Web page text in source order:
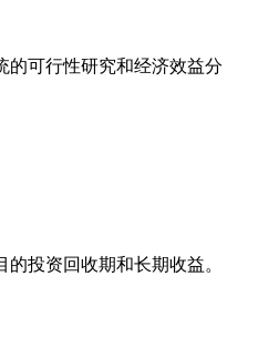
的可行性研究和经济效益分
投资回收期和长期收益。